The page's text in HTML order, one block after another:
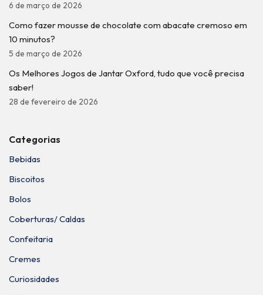
6 de março de 2026
Como fazer mousse de chocolate com abacate cremoso em
10 minutos?
5 de março de 2026
Os Melhores Jogos de Jantar Oxford, tudo que você precisa
saber!
28 de fevereiro de 2026
Categorias
Bebidas
Biscoitos
Bolos
Coberturas/ Caldas
Confeitaria
Cremes
Curiosidades